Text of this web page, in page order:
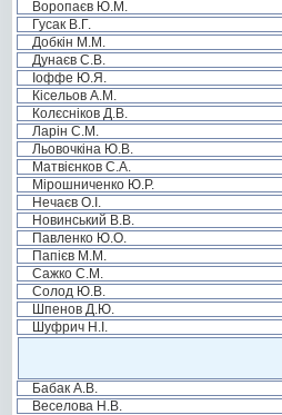
Воропаєв Ю.М.
Гусак В.Г.
Добкін М.М.
Дунаєв С.В.
Іоффе Ю.Я.
Кісельов А.М.
Колєсніков Д.В.
Ларін С.М.
Льовочкіна Ю.В.
Матвієнков С.А.
Мірошниченко Ю.Р.
Нечаєв О.І.
Новинський В.В.
Павленко Ю.О.
Папієв М.М.
Сажко С.М.
Солод Ю.В.
Шпенов Д.Ю.
Шуфрич Н.І.
Бабак А.В.
Веселова Н.В.